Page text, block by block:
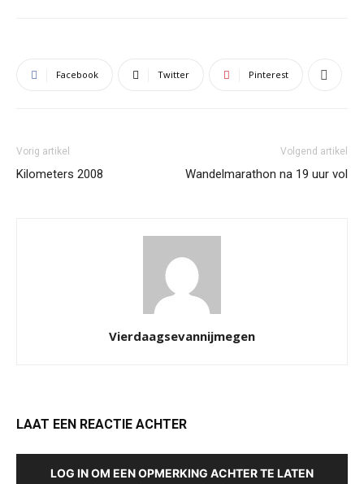
Facebook Twitter Pinterest
Vorig artikel
Kilometers 2008
Volgend artikel
Wandelmarathon na 19 uur vol
Vierdaagsevannijmegen
LAAT EEN REACTIE ACHTER
LOG IN OM EEN OPMERKING ACHTER TE LATEN